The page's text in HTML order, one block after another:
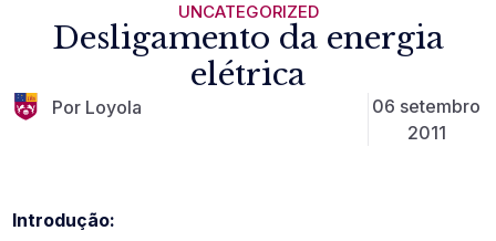
UNCATEGORIZED
Desligamento da energia
elétrica
Por Loyola
06 setembro
2011
Introdução: